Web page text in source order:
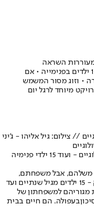
השראה
חיילים בודדים שהפכו למשפחה • הורים ל־18 ילדים בפנימייה • אם
• וזוג מסור המשמש
מיוחד לרגל יום
// צילום: גיל אליהו - ג'יני
משלהם, אבל משפחתם,
במובן הרחב של המילה, מונה - תחזיקו חזק - 15 ילדים מגיל שנתיים ועד
מגוריהם למשפחתון של
בעפולה. הם חיים בבית